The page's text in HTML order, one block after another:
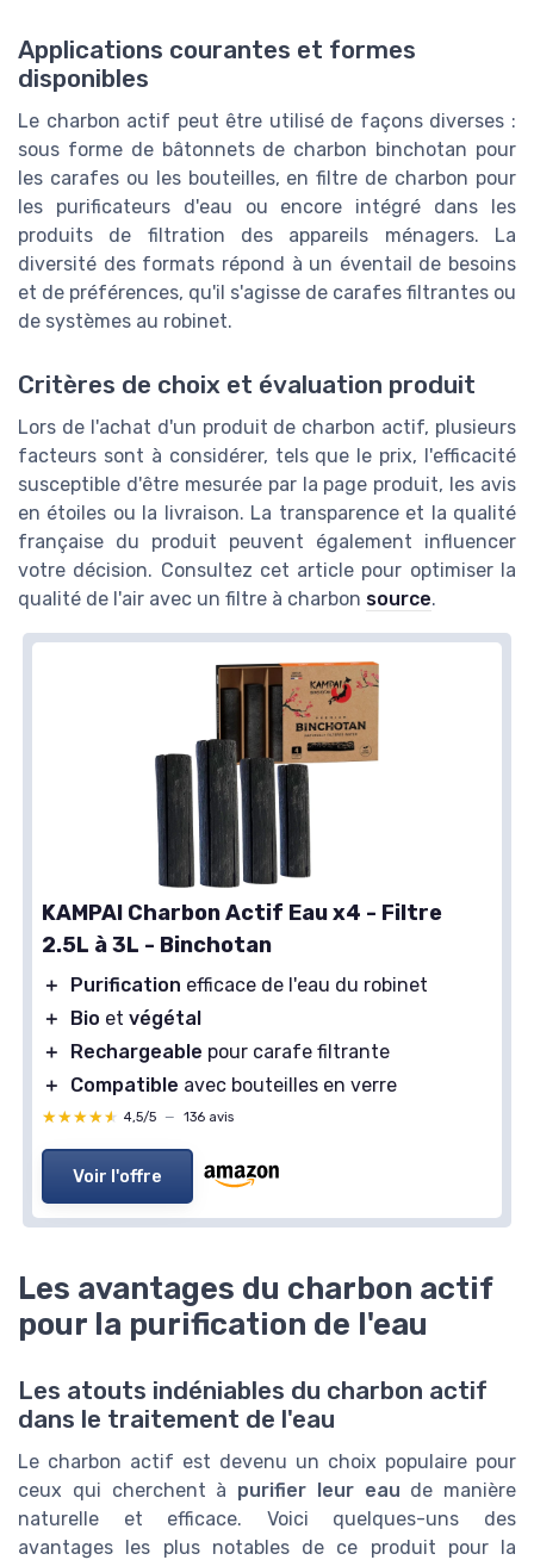
Applications courantes et formes
disponibles
Le charbon actif peut être utilisé de façons diverses :
sous forme de bâtonnets de charbon binchotan pour
les carafes ou les bouteilles, en filtre de charbon pour
les purificateurs d'eau ou encore intégré dans les
produits de filtration des appareils ménagers. La
diversité des formats répond à un éventail de besoins
et de préférences, qu'il s'agisse de carafes filtrantes ou
de systèmes au robinet.
Critères de choix et évaluation produit
Lors de l'achat d'un produit de charbon actif, plusieurs
facteurs sont à considérer, tels que le prix, l'efficacité
susceptible d'être mesurée par la page produit, les avis
en étoiles ou la livraison. La transparence et la qualité
française du produit peuvent également influencer
votre décision. Consultez cet article pour optimiser la
qualité de l'air avec un filtre à charbon source.
KAMPAI Charbon Actif Eau x4 - Filtre
2.5L à 3L - Binchotan
＋ Purification efficace de l'eau du robinet
＋
Bio et végétal
＋
Rechargeable pour carafe filtrante
＋
Compatible avec bouteilles en verre
★★★★★
★★★★★ 4,5/5 — 136 avis
Voir l'offre
Les avantages du charbon actif
pour la purification de l'eau
Les atouts indéniables du charbon actif
dans le traitement de l'eau
Le charbon actif est devenu un choix populaire pour
ceux qui cherchent à purifier leur eau de manière
naturelle et efficace. Voici quelques-uns des
avantages les plus notables de ce produit pour la